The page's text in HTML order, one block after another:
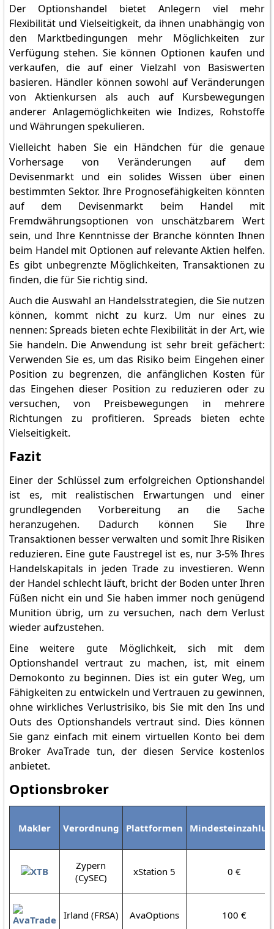
Der Optionshandel bietet Anlegern viel mehr
Flexibilität und Vielseitigkeit, da ihnen unabhängig von
den Marktbedingungen mehr Möglichkeiten zur
Verfügung stehen. Sie können Optionen kaufen und
verkaufen, die auf einer Vielzahl von Basiswerten
basieren. Händler können sowohl auf Veränderungen
von Aktienkursen als auch auf Kursbewegungen
anderer Anlagemöglichkeiten wie Indizes, Rohstoffe
und Währungen spekulieren.
Vielleicht haben Sie ein Händchen für die genaue
Vorhersage von Veränderungen auf dem
Devisenmarkt und ein solides Wissen über einen
bestimmten Sektor. Ihre Prognosefähigkeiten könnten
auf dem Devisenmarkt beim Handel mit
Fremdwährungsoptionen von unschätzbarem Wert
sein, und Ihre Kenntnisse der Branche könnten Ihnen
beim Handel mit Optionen auf relevante Aktien helfen.
Es gibt unbegrenzte Möglichkeiten, Transaktionen zu
finden, die für Sie richtig sind.
Auch die Auswahl an Handelsstrategien, die Sie nutzen
können, kommt nicht zu kurz. Um nur eines zu
nennen: Spreads bieten echte Flexibilität in der Art, wie
Sie handeln. Die Anwendung ist sehr breit gefächert:
Verwenden Sie es, um das Risiko beim Eingehen einer
Position zu begrenzen, die anfänglichen Kosten für
das Eingehen dieser Position zu reduzieren oder zu
versuchen, von Preisbewegungen in mehrere
Richtungen zu profitieren. Spreads bieten echte
Vielseitigkeit.
Fazit
Einer der Schlüssel zum erfolgreichen Optionshandel
ist es, mit realistischen Erwartungen und einer
grundlegenden Vorbereitung an die Sache
heranzugehen. Dadurch können Sie Ihre
Transaktionen besser verwalten und somit Ihre Risiken
reduzieren. Eine gute Faustregel ist es, nur 3-5% Ihres
Handelskapitals in jeden Trade zu investieren. Wenn
der Handel schlecht läuft, bricht der Boden unter Ihren
Füßen nicht ein und Sie haben immer noch genügend
Munition übrig, um zu versuchen, nach dem Verlust
wieder aufzustehen.
Eine weitere gute Möglichkeit, sich mit dem
Optionshandel vertraut zu machen, ist, mit einem
Demokonto zu beginnen. Dies ist ein guter Weg, um
Fähigkeiten zu entwickeln und Vertrauen zu gewinnen,
ohne wirkliches Verlustrisiko, bis Sie mit den Ins und
Outs des Optionshandels vertraut sind. Dies können
Sie ganz einfach mit einem virtuellen Konto bei dem
Broker AvaTrade tun, der diesen Service kostenlos
anbietet.
Optionsbroker
Makler Verordnung Plattformen
Zypern
(CySEC)
xStation 5 0 €
Irland (FRSA) AvaOptions 100 €